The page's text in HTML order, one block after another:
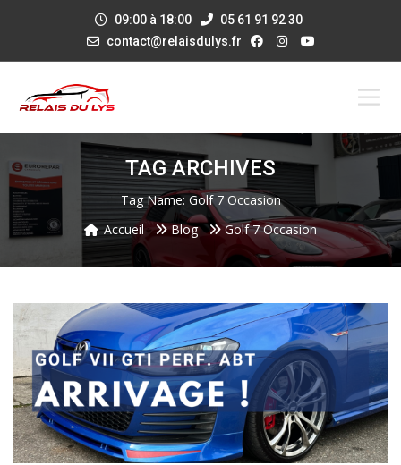
09:00 à 18:00
05 61 91 92 30
contact@relaisdulys.fr
TAG ARCHIVES
Tag Name: Golf 7 Occasion
Accueil
Blog Golf 7 Occasion